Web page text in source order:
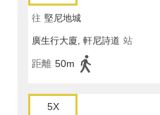
往 堅尼地城
廣生行大廈, 軒尼詩道 站
距離 50m
5X